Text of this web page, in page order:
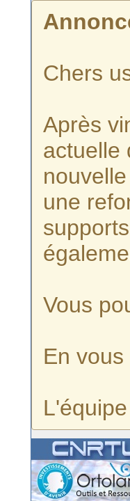
Chers
Après
actuelle
une
Vous
En